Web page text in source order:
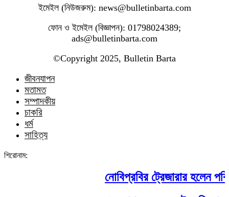
ইমেইল (নিউজরুম): news@bulletinbarta.com
ফোন ও ইমেইল (বিজ্ঞাপন): 01798024389;
ads@bulletinbarta.com
©️Copyright 2025, Bulletin Barta
জীবনযাপন
মতামত
সম্পাদকীয়
চাকরি
ধর্ম
সাহিত্য
শিরোনাম:
নোবিপ্রবির ট্রেজারার হলেন